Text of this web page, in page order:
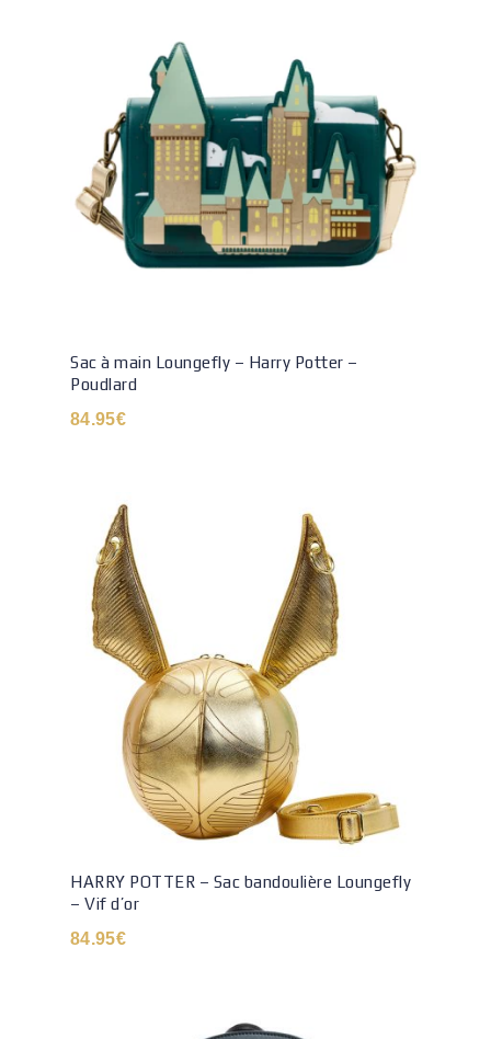
Sac à main Loungefly – Harry Potter –
Poudlard
84.95€
HARRY POTTER – Sac bandoulière Loungefly
– Vif d’or
84.95€